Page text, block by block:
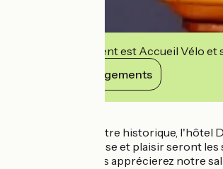
Cet établissement est Accueil Vélo
Voir ses engagements
A deux pas du centre historique, l'hôtel
Raffinement, finesse et plaisir seront
Côté détente, vous apprécierez notre